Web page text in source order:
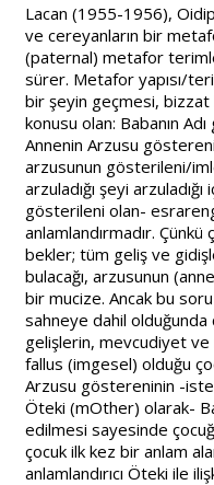
Lacan (1955-1956),
ve cereyanların bir
(paternal) metafor
sürer. Metafor yapısı/
bir şeyin geçmesi,
konusu olan: Babanın
Annenin Arzusu
arzusunun gösterileni/
arzuladığı şeyi
gösterileni olan-
anlamlandırmadır.
bekler; tüm geliş ve
bulacağı, arzusunun
bir mucize. Ancak bu
sahneye dahil olduğunda
gelişlerin, mevcudiyet
fallus (imgesel) olduğu
Arzusu göstereninin -
Öteki (mOther) olarak-
edilmesi sayesinde
çocuk ilk kez bir anlam
anlamlandırıcı Öteki ile